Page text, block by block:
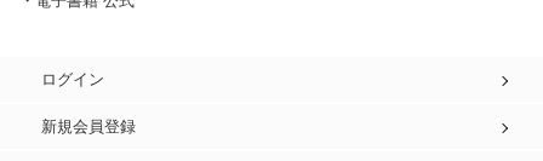
ログイン
新規会員登録